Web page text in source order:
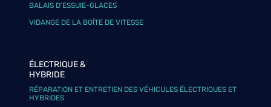
BALAIS D’ESSUIE-GLACES
VIDANGE DE LA BOÎTE DE VITESSE
ÉLECTRIQUE &
HYBRIDE
RÉPARATION ET ENTRETIEN DES VÉHICULES ÉLECTRIQUES ET
HYBRIDES